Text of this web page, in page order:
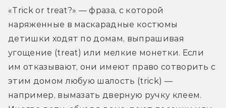
«Trick or treat?» — фраза, с которой
наряженные в маскарадные костюмы
детишки ходят по домам, выпрашивая
угощение (treat) или мелкие монетки. Если
им отказывают, они имеют право сотворить с
этим домом любую шалость (trick) —
например, вымазать дверную ручку клеем.